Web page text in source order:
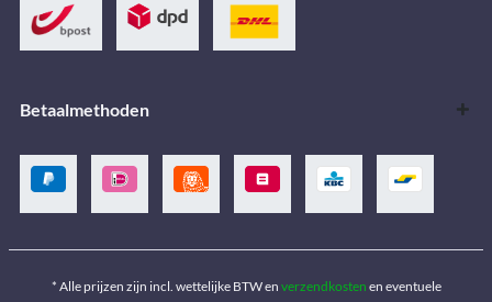
Betaalmethoden
* Alle prijzen zijn incl. wettelijke BTW en verzendkosten en eventuele